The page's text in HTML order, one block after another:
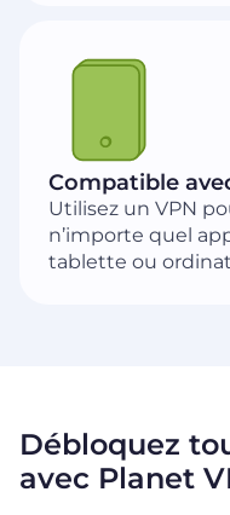
Compatible
Utilisez un VPN
n’importe quel
tablette ou
Débloquez
avec Planet